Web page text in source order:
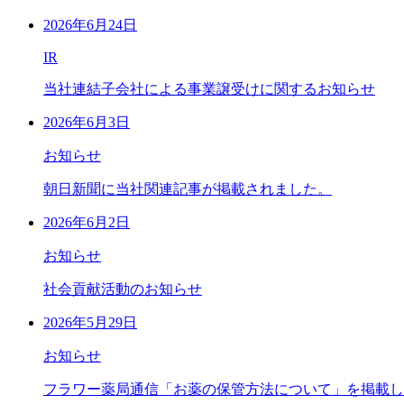
2026年6月24日
IR
当社連結子会社による事業譲受けに関するお知らせ
2026年6月3日
お知らせ
朝日新聞に当社関連記事が掲載されました。
2026年6月2日
お知らせ
社会貢献活動のお知らせ
2026年5月29日
お知らせ
フラワー薬局通信「お薬の保管方法について」を掲載